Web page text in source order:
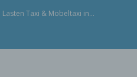
hier:
Lasten Taxi & Möbeltaxi in…